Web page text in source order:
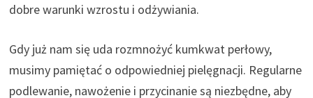
dobre warunki wzrostu i odżywiania.
Gdy już nam się uda rozmnożyć kumkwat perłowy,
musimy pamiętać o odpowiedniej pielęgnacji. Regularne
podlewanie, nawożenie i przycinanie są niezbędne, aby